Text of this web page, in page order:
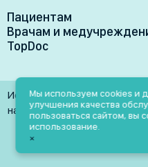
Пациентам
Врачи
Клиники
Лаборатории
Услуги
Блог
Акции и скидки
Врачам и
Преимущества
Медучреждениям
Врачам
TopDoc
Контакты
Помощь
Использование
наличии активной ссылки
Мы используем cookies и
улучшения качества
пользоваться сайтом, вы
использование.
×